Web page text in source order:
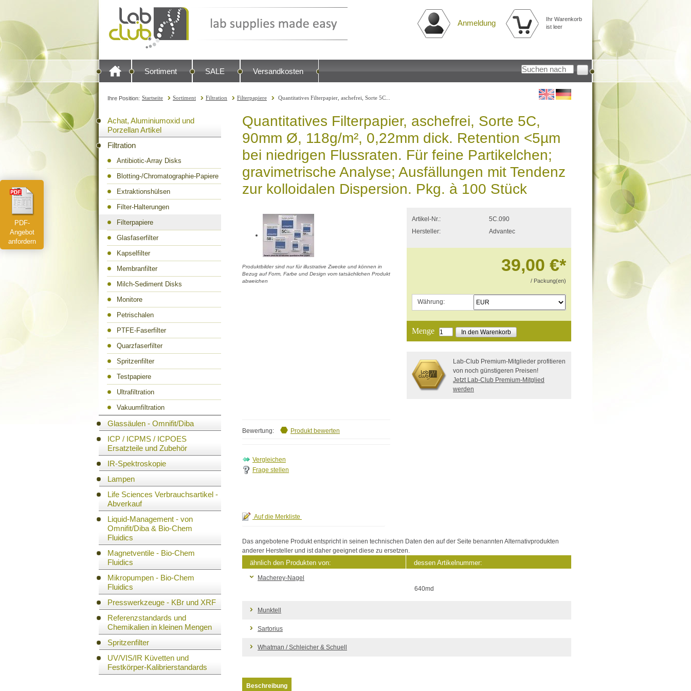
Anmeldung
Ihr Warenkorb
ist leer
Sortiment SALE Versandkosten
Ihre Position: Startseite Sortiment Filtration Filterpapiere Quantitatives Filterpapier, aschefrei, Sorte 5C...
Achat, Aluminiumoxid und
Porzellan Artikel
Filtration
Antibiotic-Array Disks
Blotting-/Chromatographie-Papiere
Extraktionshülsen
Filter-Halterungen
Filterpapiere
Glasfaserfilter
Kapselfilter
Membranfilter
Milch-Sediment Disks
Monitore
Petrischalen
PTFE-Faserfilter
Quarzfaserfilter
Spritzenfilter
Testpapiere
Ultrafiltration
Vakuumfiltration
Glassäulen - Omnifit/Diba
ICP / ICPMS / ICPOES
Ersatzteile und Zubehör
IR-Spektroskopie
Lampen
Life Sciences Verbrauchsartikel -
Abverkauf
Liquid-Management - von
Omnifit/Diba & Bio-Chem
Fluidics
Magnetventile - Bio-Chem
Fluidics
Mikropumpen - Bio-Chem
Fluidics
Presswerkzeuge - KBr und XRF
Referenzstandards und
Chemikalien in kleinen Mengen
Spritzenfilter
UV/VIS/IR Küvetten und
Festkörper-Kalibrierstandards
PDF-
Angebot
anfordern
Quantitatives Filterpapier, aschefrei, Sorte 5C,
90mm Ø, 118g/m², 0,22mm dick. Retention <5µm
bei niedrigen Flussraten. Für feine Partikelchen;
gravimetrische Analyse; Ausfällungen mit Tendenz
zur kolloidalen Dispersion. Pkg. à 100 Stück
Produktbilder sind nur für illustrative Zwecke und können in
Bezug auf Form, Farbe und Design vom tatsächlichen Produkt
abweichen
Bewertung: Produkt bewerten
Frage stellen
Artikel-Nr.:
5C.090
Hersteller:
Advantec
39,00 €*
/ Packung(en)
Währung:
Menge In den Warenkorb
Lab-Club Premium-Mitglieder profitieren
von noch günstigeren Preisen!
Jetzt Lab-Club Premium-Mitglied
werden
Das angebotene Produkt entspricht in seinen technischen Daten den auf der Seite benannten Alternativprodukten
anderer Hersteller und ist daher geeignet diese zu ersetzen.
ähnlich den Produkten von: dessen Artikelnummer:
Macherey-Nagel
640md
Munktell
Sartorius
Whatman / Schleicher & Schuell
Beschreibung